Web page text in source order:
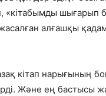
шығарып
алғашқы
кітап нарығының
Және ең